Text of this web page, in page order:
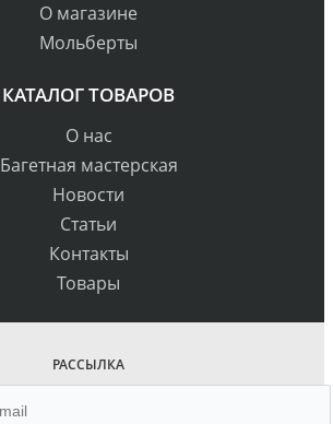
О магазине
Мольберты
КАТАЛОГ ТОВАРОВ
О нас
Багетная мастерская
Новости
Статьи
Контакты
Товары
РАССЫЛКА